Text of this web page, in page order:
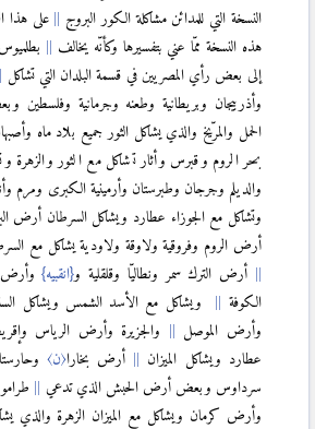
النسخة التي للمدائن مشاكلة الكور البروج
على هذا
هذه النسخة ممّا عني بتفسيرها وكأنّه يخالف
إلى بعض رأي المصريين في قسمة البلدان التي تشاكل
وأذربيجان وبريطانية وطعنه وجرمانية وفلسطين
الحمل والمرّيخ والذي يشاكل الثور جميع بلاد ماه
بحر الروم وقبرس وأثار تشاكل مع الثور والزهرة
والديلم وجرجان وطبرستان وأرمينية الكبرى ومرم
وتشاكل مع الجوزاء عطارد ويشاكل السرطان أرض
أرض الروم وفروقية ولاوقة ولاودية يشاكل مع
أرض الترك سمر ونطاليّا وقلقلية و{انقبيه}وأرض
الكوفة
ويشاكل مع الأسد الشمس ويشاكل
وأرض الموصل
والجزيرة وأرض الرياس
عطارد ويشاكل الميزان
أرض بخارا〈ن〉
سرداوس وبعض أرض الحبش الذي تدعي
وأرض كرمان ويشاكل مع الميزان الزهرة والذي